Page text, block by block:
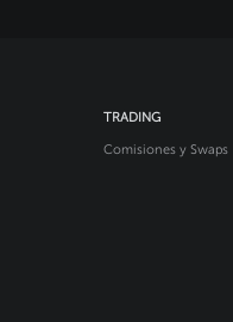
TRADING
Comisiones y Swaps